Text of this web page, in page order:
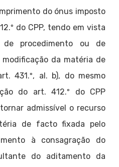
do ónus imposto
do CPP, tendo em vista
procedimento ou de
da matéria de
431.º, al. b), do mesmo
do art. 412.º do CPP
admissível o recurso
de facto fixada pelo
à consagração do
do aditamento da